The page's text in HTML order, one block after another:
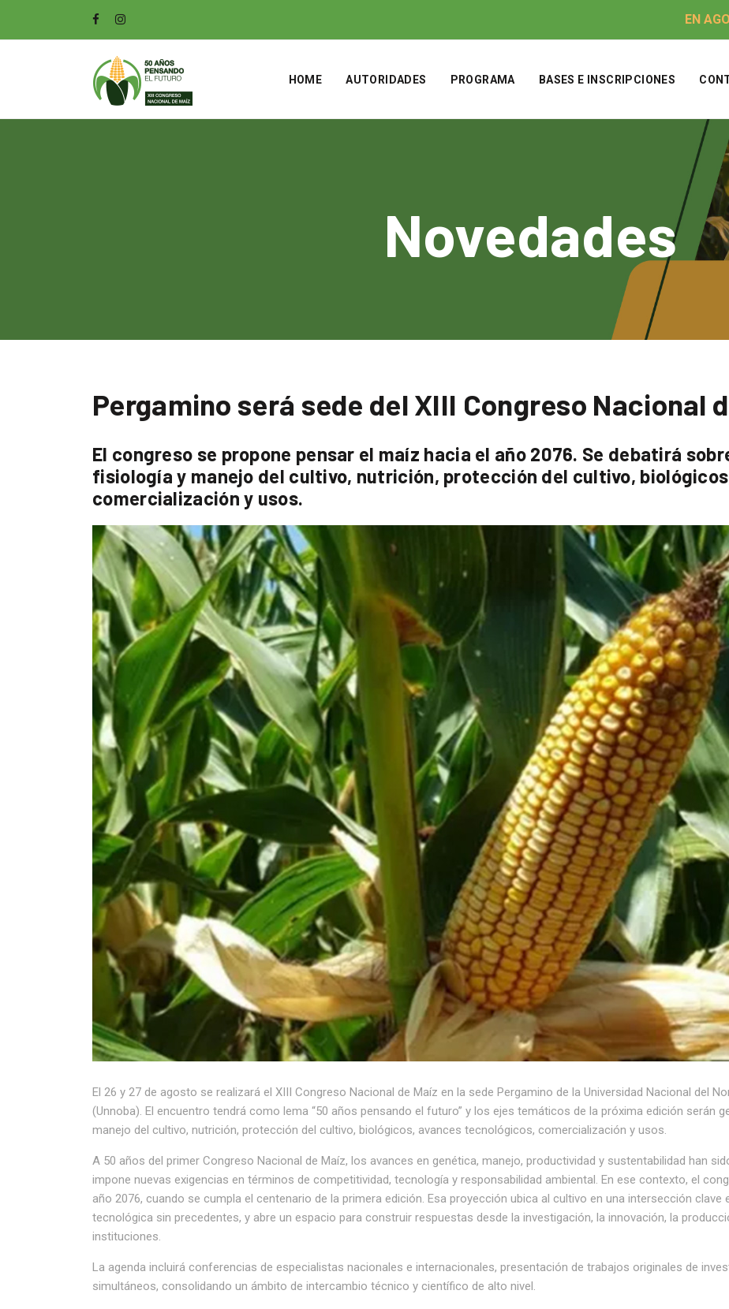
EN
HOME AUTORIDADES PROGRAMA BASES E INSCRIPCIONES
Novedades
Pergamino será sede del XIII Congreso Nacional
El congreso se propone pensar el maíz hacia el año 2076. Se debatirá
fisiología y manejo del cultivo, nutrición, protección del cultivo,
comercialización y usos.
El 26 y 27 de agosto se realizará el XIII Congreso Nacional de Maíz en la sede Pergamino de la Universidad Nacional del
(Unnoba). El encuentro tendrá como lema “50 años pensando el futuro” y los ejes temáticos de la próxima edición serán
manejo del cultivo, nutrición, protección del cultivo, biológicos, avances tecnológicos, comercialización y usos.
A 50 años del primer Congreso Nacional de Maíz, los avances en genética, manejo, productividad y sustentabilidad han
impone nuevas exigencias en términos de competitividad, tecnología y responsabilidad ambiental. En ese contexto, el
año 2076, cuando se cumpla el centenario de la primera edición. Esa proyección ubica al cultivo en una intersección
tecnológica sin precedentes, y abre un espacio para construir respuestas desde la investigación, la innovación, la
instituciones.
La agenda incluirá conferencias de especialistas nacionales e internacionales, presentación de trabajos originales de
simultáneos, consolidando un ámbito de intercambio técnico y científico de alto nivel.